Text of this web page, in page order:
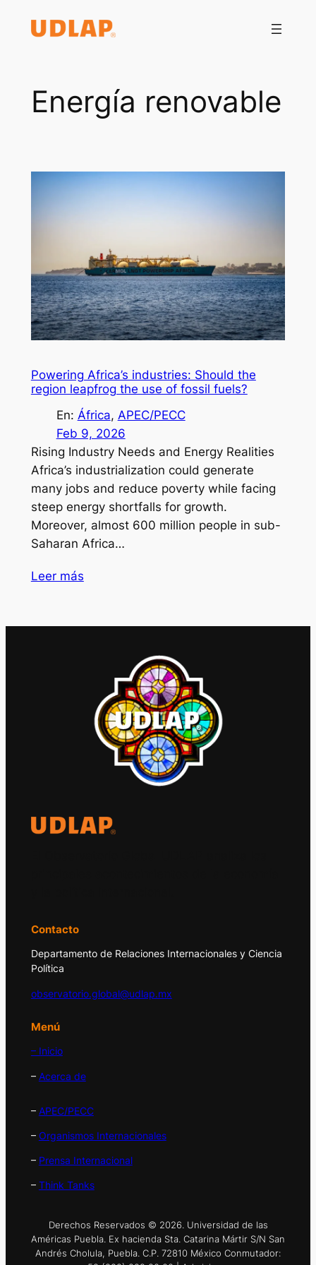
Energía renovable
Powering Africa’s industries: Should the
region leapfrog the use of fossil fuels?
En: África, APEC/PECC
Feb 9, 2026
Rising Industry Needs and Energy Realities
Africa’s industrialization could generate
many jobs and reduce poverty while facing
steep energy shortfalls for growth.
Moreover, almost 600 million people in sub-
Saharan Africa…
Leer más
Contacto
Departamento de Relaciones Internacionales y Ciencia
Política
observatorio.global@udlap.mx
Menú
– Inicio
– Acerca de
– APEC/PECC
– Organismos Internacionales
– Prensa Internacional
– Think Tanks
Derechos Reservados © 2026. Universidad de las
Américas Puebla. Ex hacienda Sta. Catarina Mártir S/N San
Andrés Cholula, Puebla. C.P. 72810 México Conmutador: